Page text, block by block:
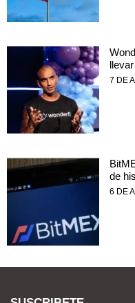
7 DE
de
6 DE